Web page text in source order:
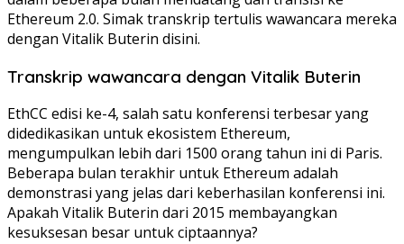
Ethereum 2.0. Simak transkrip tertulis wawancara mereka
dengan Vitalik Buterin disini.
Transkrip wawancara dengan Vitalik Buterin
EthCC edisi ke-4, salah satu konferensi terbesar yang
didedikasikan untuk ekosistem Ethereum,
mengumpulkan lebih dari 1500 orang tahun ini di Paris.
Beberapa bulan terakhir untuk Ethereum adalah
demonstrasi yang jelas dari keberhasilan konferensi ini.
Apakah Vitalik Buterin dari 2015 membayangkan
kesuksesan besar untuk ciptaannya?